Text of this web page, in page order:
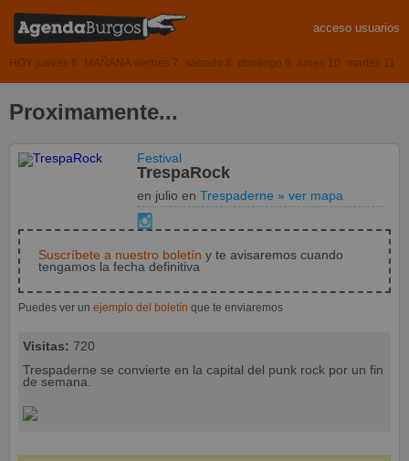
acceso usuarios
HOY jueves 6 MAÑANA viernes 7 sábado 8 domingo 9 lunes 10 martes 11
Proximamente...
Festival
TrespaRock
en julioenTrespaderne » ver mapa
Suscríbete a nuestro boletín y te avisaremos cuando
tengamos la fecha definitiva
Puedes ver un ejemplo del boletín que te enviaremos
Visitas: 720
Trespaderne se convierte en la capital del punk rock por un fin
de semana.